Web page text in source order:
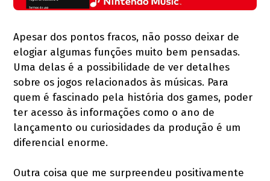
Apesar dos pontos fracos, não posso deixar de
elogiar algumas funções muito bem pensadas.
Uma delas é a possibilidade de ver detalhes
sobre os jogos relacionados às músicas. Para
quem é fascinado pela história dos games, poder
ter acesso às informações como o ano de
lançamento ou curiosidades da produção é um
diferencial enorme.
Outra coisa que me surpreendeu positivamente